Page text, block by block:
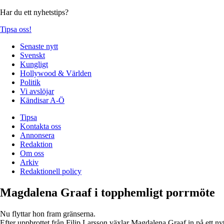
Har du ett nyhetstips?
Tipsa oss!
Senaste nytt
Svenskt
Kungligt
Hollywood & Världen
Politik
Vi avslöjar
Kändisar A-Ö
Tipsa
Kontakta oss
Annonsera
Redaktion
Om oss
Arkiv
Redaktionell policy
Magdalena Graaf i topphemligt porrmöte
Nu flyttar hon fram gränserna.